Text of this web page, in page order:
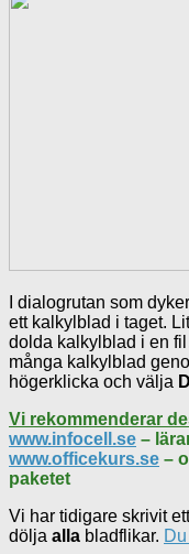
I dialogrutan som
ett kalkylblad i taget.
dolda kalkylblad i en
många kalkylblad
högerklicka och välja
Vi rekommenderar
www.infocell.se –
www.officekurs.se –
paketet
Vi har tidigare skrivit
dölja alla bladflikar.